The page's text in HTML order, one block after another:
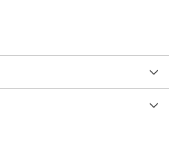
5000025327